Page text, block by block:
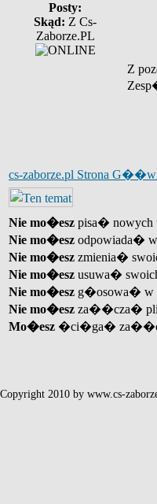
Posty:
Skąd: Z Cs-
Zaborze.PL
Z
cs-zaborze.pl Strona
Nie mo�esz pisa�
Nie mo�esz odpowiada� w
Nie mo�esz zmienia�
Nie mo�esz usuwa�
Nie mo�esz g�osowa� w
Nie mo�esz za��cza�
Mo�esz �ci�ga�
Copyright 2010 by www.cs-